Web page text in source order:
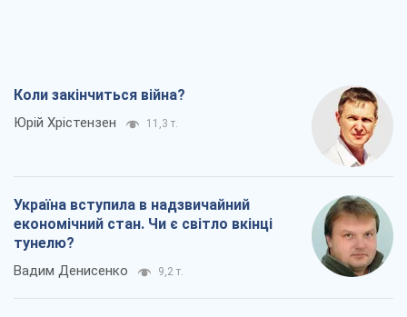
Коли закінчиться війна?
Юрій Хрістензен 11,3 т.
Україна вступила в надзвичайний
економічний стан. Чи є світло вкінці
тунелю?
Вадим Денисенко 9,2 т.